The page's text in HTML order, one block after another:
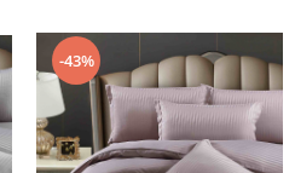
-43%